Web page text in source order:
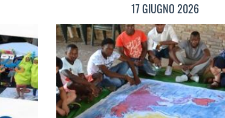
17 GIUGNO 2026